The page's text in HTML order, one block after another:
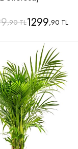
,90 TL1299,90 TL